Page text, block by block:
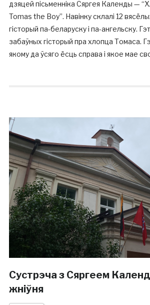
дзяцей пісьменніка Сяргея Календы —
Tomas the Boy”. Навінку склалі 12
гісторый па-беларуску і па-ангельску.
забаўных гісторый пра хлопца Томаса.
якому да ўсяго ёсць справа і якое мае
Сустрэча з Сяргеем
жніўня